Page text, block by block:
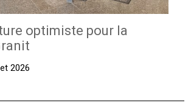
optimiste pour la
2026